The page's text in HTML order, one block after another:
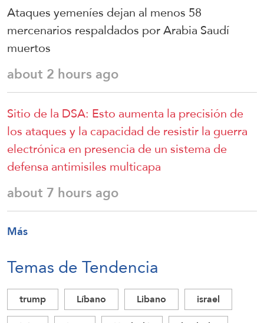
Ataques yemeníes dejan al menos 58
mercenarios respaldados por Arabia Saudí
muertos
about 2 hours ago
Sitio de la DSA: Esto aumenta la precisión de
los ataques y la capacidad de resistir la guerra
electrónica en presencia de un sistema de
defensa antimisiles multicapa
about 7 hours ago
Más
Temas de Tendencia
trump Líbano Libano
israel